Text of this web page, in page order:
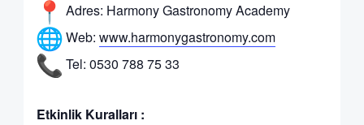
Adres: Harmony Gastronomy Academy
Web: www.harmonygastronomy.com
Tel: 0530 788 75 33
Etkinlik Kuralları :